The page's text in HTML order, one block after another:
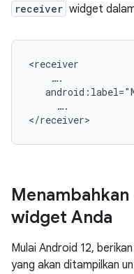
receiver widget
<receiver
    ….
     ….
widget Anda
Mulai Android 12,
yang akan ditampilkan